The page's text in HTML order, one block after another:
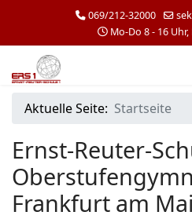
069/212-32000
Mo-Do 8 - 16
Aktuelle Seite: Startseite
Ernst-Reuter-
Frankfurt am